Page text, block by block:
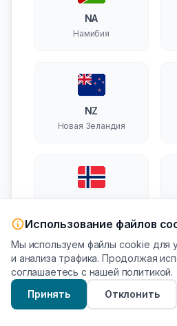
NA
Намибия
NZ
Новая Зеландия
NO
Папуа — Новая
Использование файлов
Мы используем файлы cookie для
и анализа трафика. Продолжая
соглашаетесь с нашей политикой.
Принять
Отклонить